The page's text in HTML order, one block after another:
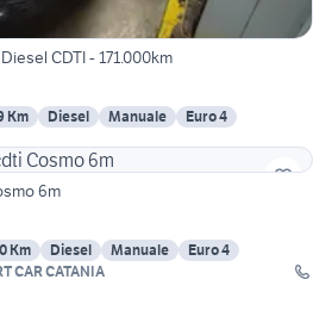
CDTI - 171.000km
Km Diesel Manuale Euro 4
6m
Km Diesel Manuale
Euro 4
CAR CATANIA